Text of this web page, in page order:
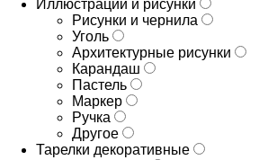
Иллюстрации и рисунки
Рисунки и чернила
Уголь
Архитектурные рисунки
Карандаш
Пастель
Маркер
Ручка
Другое
Тарелки декоративные